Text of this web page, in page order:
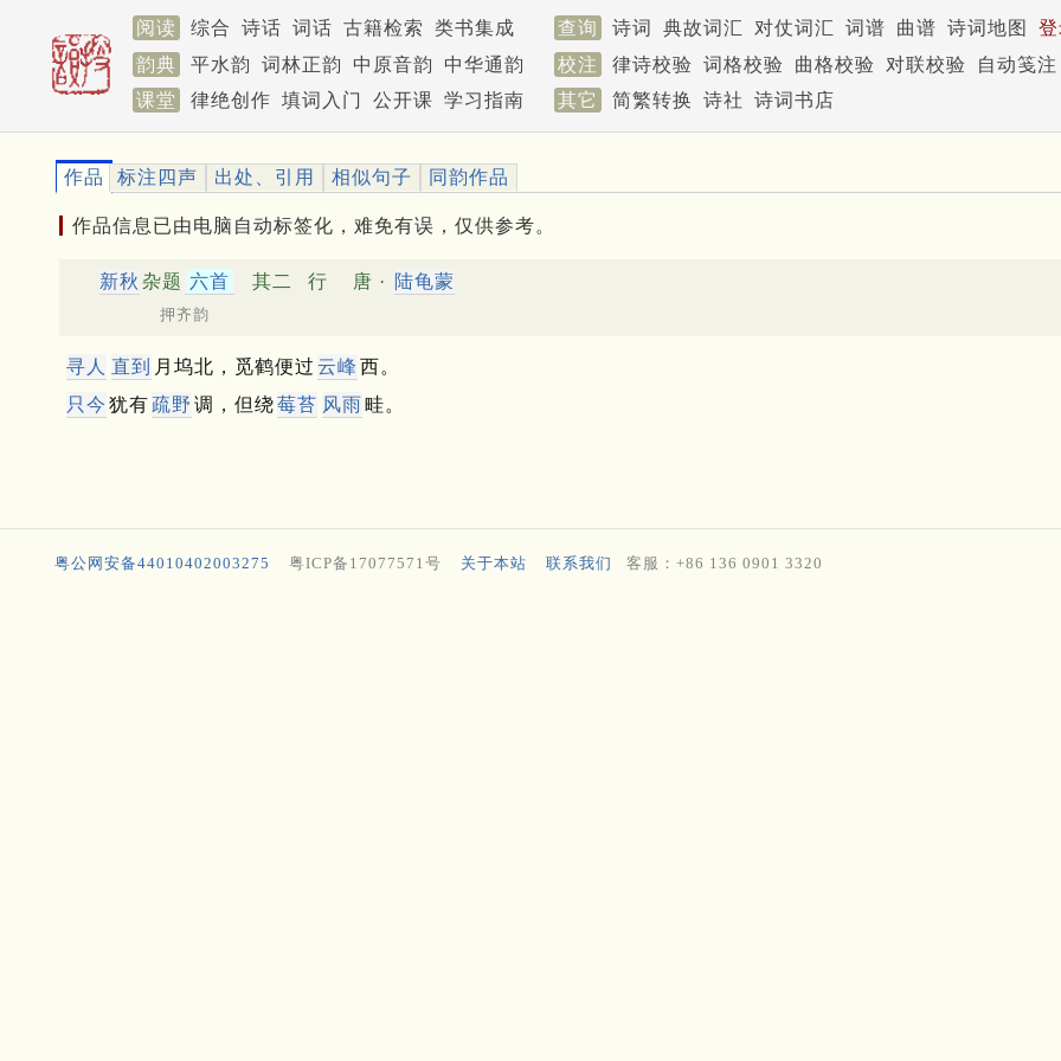
阅读 综合 诗话 词话 古籍检索 类书集成 查询 诗词 典故词汇 对仗词汇 词谱 曲谱 诗词地图
韵典
平水韵 词林正韵 中原音韵 中华通韵 校注 律诗校验 词格校验 曲格校验 对联校验
自动笺注
课堂
律绝创作 填词入门 公开课 学习指南 其它 简繁转换 诗社 诗词书店
作品 标注四声 出处、引用 相似句子 同韵作品
作品信息已由电脑自动标签化，难免有误，仅供参考。
新秋 杂题 六首 其二 行 唐 · 陆龟蒙
押齐韵
寻人 直到 月坞北，觅鹤便过 云峰 西。
只今 犹有 疏野 调，但绕莓苔 风雨畦。
粤公网安备44010402003275 粤ICP备17077571号 关于本站 联系我们 客服：+86 136 0901 3320